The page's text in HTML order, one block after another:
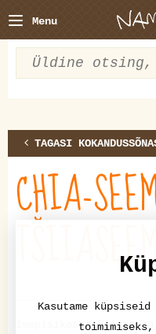
Menu
TAGASI
CHIA-
Imepisikesed õlised
Kasutame